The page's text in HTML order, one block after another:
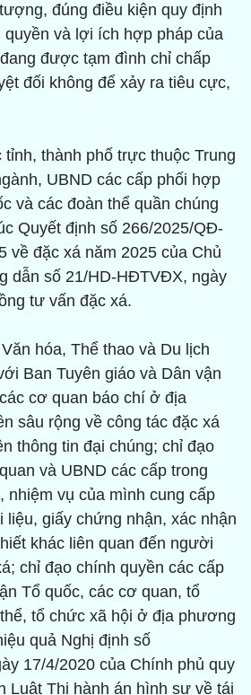
đúng điều kiện quy định
quyền và lợi ích hợp pháp của
được tạm đình chỉ chấp
đối không để xảy ra tiêu cực,
tỉnh, thành phố trực thuộc Trung
UBND các cấp phối hợp
và các đoàn thể quần chúng
Quyết định số 266/2025/QĐ-
về đặc xá năm 2025 của Chủ
dẫn số 21/HD-HĐTVĐX, ngày
tư vấn đặc xá.
hóa, Thể thao và Du lịch
Ban Tuyên giáo và Dân vận
cơ quan báo chí ở địa
sâu rộng về công tác đặc xá
thông tin đại chúng; chỉ đạo
và UBND các cấp trong
nhiệm vụ của mình cung cấp
liệu, giấy chứng nhận, xác nhận
khác liên quan đến người
chỉ đạo chính quyền các cấp
Tổ quốc, các cơ quan, tổ
tổ chức xã hội ở địa phương
quả Nghị định số
17/4/2020 của Chính phủ quy
Luật Thi hành án hình sự về tái